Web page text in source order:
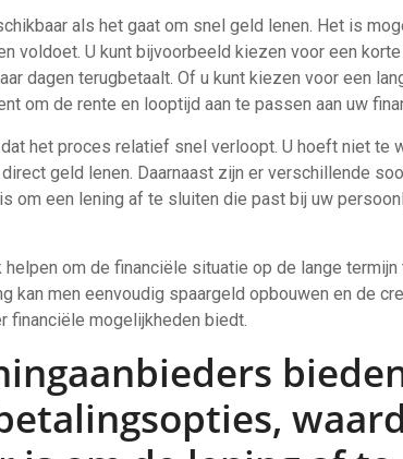
als het gaat om snel geld lenen. Het is
voldoet. U kunt bijvoorbeeld kiezen voor een
dagen terugbetaalt. Of u kunt kiezen voor een
om de rente en looptijd aan te passen aan uw
het proces relatief snel verloopt. U hoeft niet te
geld lenen. Daarnaast zijn er verschillende
om een lening af te sluiten die past bij uw
om de financiële situatie op de lange termijn
kan men eenvoudig spaargeld opbouwen en de
financiële mogelijkheden biedt.